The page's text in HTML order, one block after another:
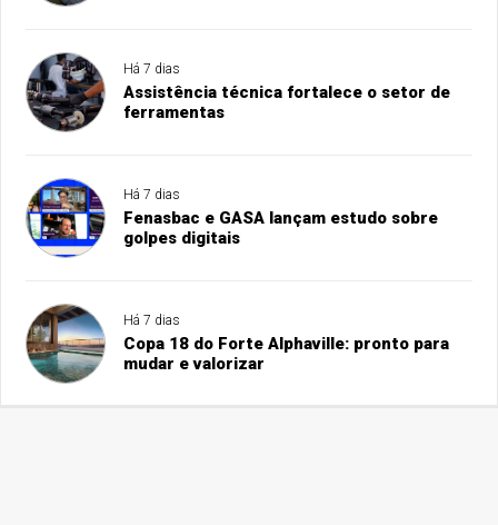
Há 7 dias
Assistência técnica fortalece o setor de
ferramentas
Há 7 dias
Fenasbac e GASA lançam estudo sobre
golpes digitais
Há 7 dias
Copa 18 do Forte Alphaville: pronto para
mudar e valorizar